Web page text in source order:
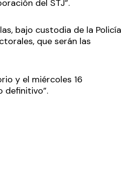
del STJ”.
bajo custodia de la Policía
que serán las
y el miércoles 16
definitivo”.